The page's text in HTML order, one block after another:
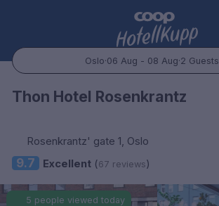
Oslo·06 Aug - 08 Aug·2 Guests
Popular Destinations:
Bergen
Thon Hotel Rosenkrantz
Rosenkrantz' gate 1, Oslo
9.7 Excellent(67 reviews)
5 people viewed today